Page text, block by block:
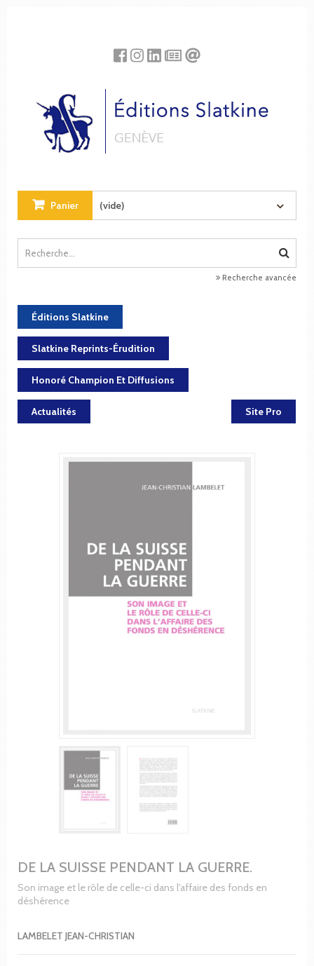
Panier (vide)
Recherche avancée
Éditions Slatkine
Slatkine Reprints-Érudition
Honoré Champion Et Diffusions
Actualités Site Pro
DE LA SUISSE PENDANT LA GUERRE.
Son image et le rôle de celle-ci dans l'affaire des fonds en
déshérence
LAMBELET JEAN-CHRISTIAN